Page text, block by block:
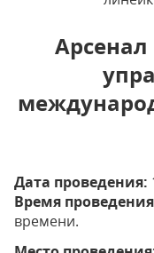
Арсенал
Дата проведения:
Время
времени.